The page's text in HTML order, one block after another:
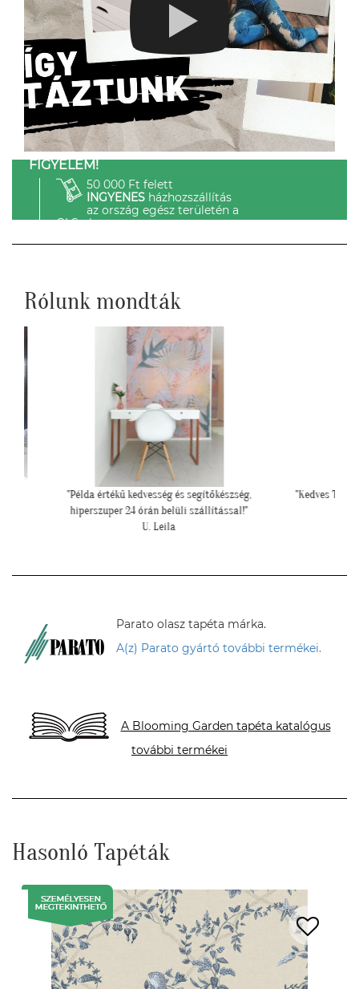
FIGYELEM!
50 000 Ft felett
INGYENESházhozszállítás
az ország egész területén a
GLS-el.
Rólunk mondták
"Kedves Tapétatrend ! Köszönöm a makis tapétát.
Jó választás lett nagyon!"
T. Tünde
""Kicsit
Parato olasz tapéta márka.
A(z) Parato gyártó további termékei.
A Blooming Garden tapéta katalógus
további termékei
Hasonló Tapéták